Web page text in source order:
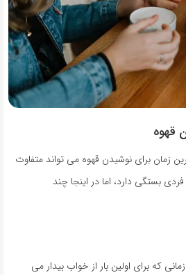
قهوه
زمان برای نوشیدن قهوه می تواند متفاوت
بستگی دارد، اما در اینجا چند
که برای اولین بار از خواب بیدار می